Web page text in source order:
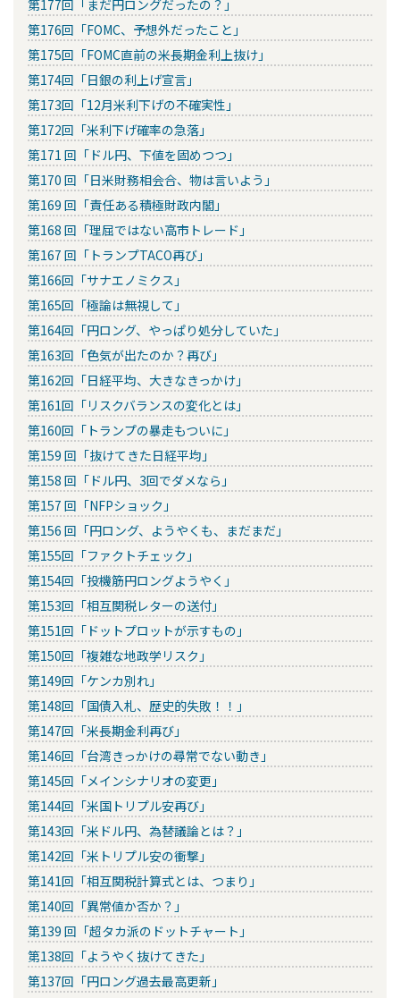
第177回「まだ円ロングだったの？」
第176回「FOMC、予想外だったこと」
第175回「FOMC直前の米長期金利上抜け」
第174回「日銀の利上げ宣言」
第173回「12月米利下げの不確実性」
第172回「米利下げ確率の急落」
第171 回「ドル円、下値を固めつつ」
第170 回「日米財務相会合、物は言いよう」
第169 回「責任ある積極財政内閣」
第168 回「理屈ではない高市トレード」
第167 回「トランプTACO再び」
第166回「サナエノミクス」
第165回「極論は無視して」
第164回「円ロング、やっぱり処分していた」
第163回「色気が出たのか？再び」
第162回「日経平均、大きなきっかけ」
第161回「リスクバランスの変化とは」
第160回「トランプの暴走もついに」
第159 回「抜けてきた日経平均」
第158 回「ドル円、3回でダメなら」
第157 回「NFPショック」
第156 回「円ロング、ようやくも、まだまだ」
第155回「ファクトチェック」
第154回「投機筋円ロングようやく」
第153回「相互関税レターの送付」
第151回「ドットプロットが示すもの」
第150回「複雑な地政学リスク」
第149回「ケンカ別れ」
第148回「国債入札、歴史的失敗！！」
第147回「米長期金利再び」
第146回「台湾きっかけの尋常でない動き」
第145回「メインシナリオの変更」
第144回「米国トリプル安再び」
第143回「米ドル円、為替議論とは？」
第142回「米トリプル安の衝撃」
第141回「相互関税計算式とは、つまり」
第140回「異常値か否か？」
第139 回「超タカ派のドットチャート」
第138回「ようやく抜けてきた」
第137回「円ロング過去最高更新」